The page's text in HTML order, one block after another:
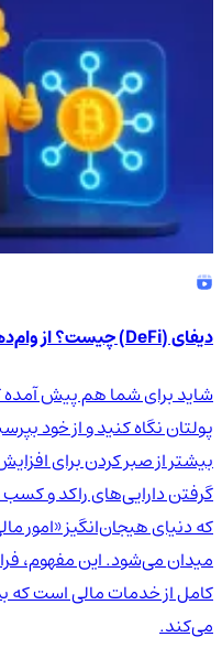
دیفای (DeFi) چیست؟ از وام‌دهی تا کسب درآمد
شاید برای شما هم پیش آمده
پولتان نگاه کنید و از خود
بیشتر از صبر کردن برای
گرفتن دارایی‌های راکد و
میدان می‌شود. این مفهوم،
کامل از خدمات مالی است که
می‌کند.